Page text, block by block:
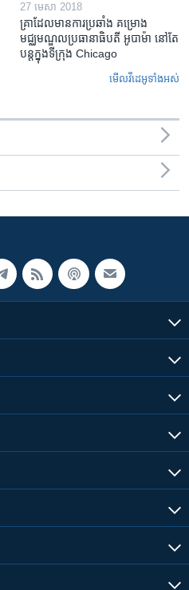
27 មេសា 2018
គ្រាដែល​មាន​ការ​ប្រឆាំង គម្រោង​
មជ្ឈមណ្ឌល​ប្រធានាធិបតី អូបាម៉ា នៅតែ​
បន្ត​ក្នុង​ទីក្រុង Chicago
មើល​វីដេអូ​ទាំង​អស់